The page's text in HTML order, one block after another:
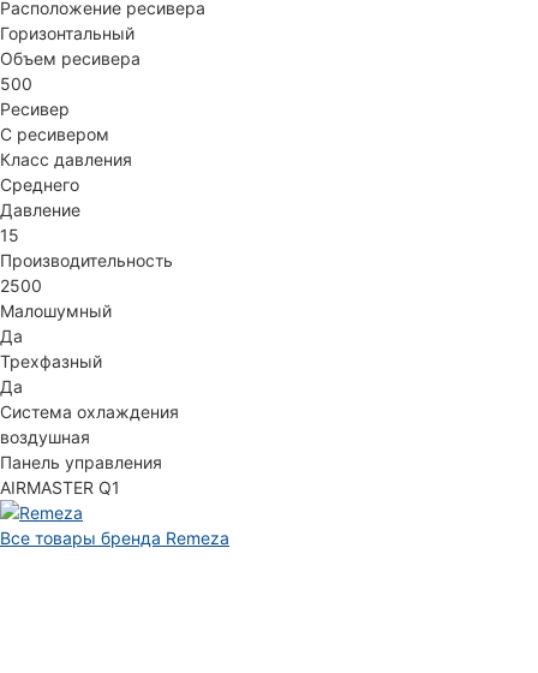
Расположение ресивера
Горизонтальный
Объем ресивера
500
Ресивер
С ресивером
Класс давления
Среднего
Давление
15
Производительность
2500
Малошумный
Да
Трехфазный
Да
Система охлаждения
воздушная
Панель управления
AIRMASTER Q1
Все товары бренда Remeza